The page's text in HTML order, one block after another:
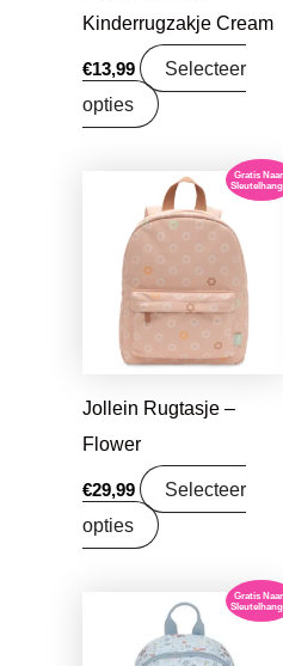
Kinderrugzakje Cream
€13,99
Selecteer
opties
Gratis
Jollein Rugtasje –
Flower
€29,99
Selecteer
opties
Gratis